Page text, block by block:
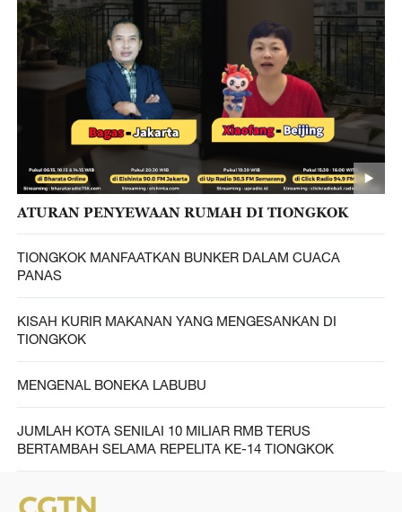
ATURAN PENYEWAAN RUMAH DI TIONGKOK
TIONGKOK MANFAATKAN BUNKER DALAM CUACA
PANAS
KISAH KURIR MAKANAN YANG MENGESANKAN DI
TIONGKOK
MENGENAL BONEKA LABUBU
JUMLAH KOTA SENILAI 10 MILIAR RMB TERUS
BERTAMBAH SELAMA REPELITA KE-14 TIONGKOK